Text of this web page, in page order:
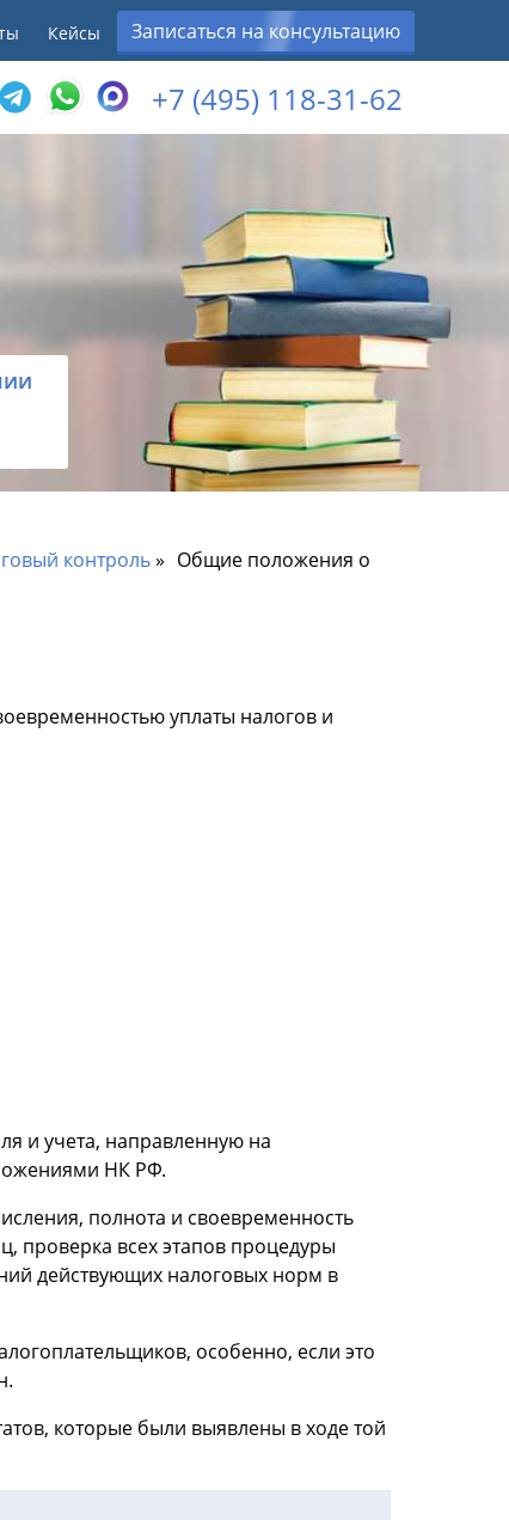
Кейсы Записаться на консультацию
+7 (495) 118-31-62
контроль
Общие положения о
уплаты налогов и
и учета, направленную на
НК РФ.
полнота и своевременность
проверка всех этапов процедуры
действующих налоговых норм в
особенно, если это
которые были выявлены в ходе той